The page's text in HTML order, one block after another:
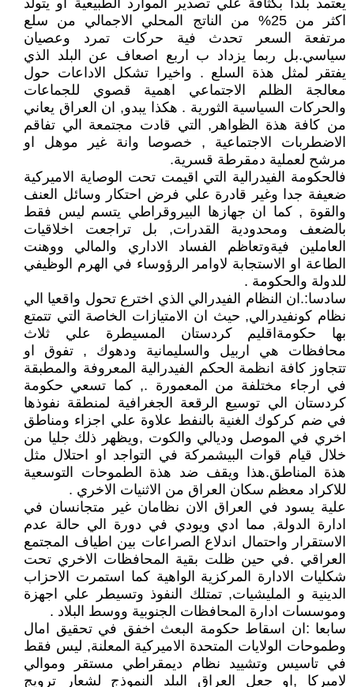
يعتمد بلدا بكثافة علي تصدير الموارد الطبيعية او يتولد
اكثر من 25% من الناتج المحلي الاجمالي من سلع
مرتفعة السعر تحدث فية حركات تمرد وعصيان
سياسي.بل ربما يزداد ب اربع اصعاف عن البلد الذي
يفتقر لمثل هذة السلع . واخيرا تشكل الاداعات حول
معالجة الظلم الاجتماعي اهمية قصوي للجماعات
والحركات السياسية الثورية . هكذا يبدو, ان العراق يعاني
من كافة هذة الظواهر, التي قادت مجتمعة الي تفاقم
الاضطربات الاجتماعية , خصوصا وانة غير موهل او
مرشح لعملية دمقرطة قسرية.
فالحكومة الفيدرالية التي اقيمت تحت الوصاية الاميركية
ضعيفة جدا وغير قادرة علي فرض احتكار وسائل العنف
والقوة , كما ان جهازها البيروقراطي يتسم ليس فقط
بالضعف ومحدودية القدرات, بل تراجعت اخلاقيات
العاملين فيةوتعاظم الفساد الاداري والمالي ووهنت
الطاعة او الاستجابة لاوامر الرؤوساء في الهرم الوظيفي
للدولة والحكومة .
سادسا:.ان النظام الفيدرالي الذي اخترع تحول واقعيا الي
نظام كونفيدرالي, حيث ان الامتيازات الخاصة التي تتمتع
بها حكومةاقليم كردستان المسيطرة علي ثلاث
محافظات هي اربيل والسليمانية ودهوك , تفوق او
تتجاوز كافة انظمة الحكم الفيدرالية المعروفة والمطبقة
في ارجاء مختلفة من المعمورة ., كما تسعي حكومة
كردستان الي توسيع الرقعة الجغرافية لمنطقة نفوذها
في ضم كركوك الغنية بالنفط علاوة علي اجزاء ومناطق
اخري في الموصل وديالي والكوت ,ويظهر ذلك جليا من
خلال قيام قوات البيشمركة في التواجد او احتلال مثل
هذة المناطق.هذا ويقف ضد هذة الطموحات التوسعية
للاكراد معظم سكان العراق من الاثنيات الاخري .
علية يسود في العراق الان نظامان غير متجانسان في
ادارة الدولة, مما ادي ويودي في دورة الي حالة عدم
الاستقرار واحتمال اندلاع الصراعات بين اطياف المجتمع
العراقي .في حين ظلت بقية المحافظات الاخري تحت
شكليات الادارة المركزية الواهية كما استمرت الاحزاب
الدينية و المليشيات, تمتلك النفوذ وتسيطر علي اجهزة
وموسسات ادارة المحافظات الجنوبية ووسط البلاد .
سابعا :ان اسقاط حكومة البعث اخفق في تحقيق امال
وطموحات الولايات المتحدة الاميركية المعلنة, ليس فقط
في تاسيس وتشييد نظام ديمقراطي مستقر وموالي
لاميركا ,او جعل العراق البلد النموذج لشعار ترويج